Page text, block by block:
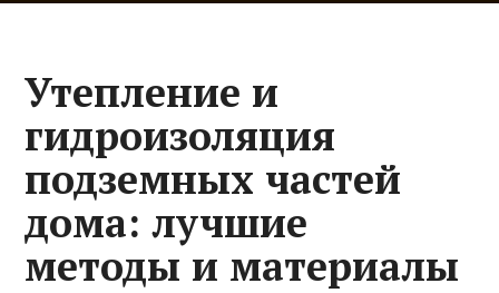
Утепление и
гидроизоляция
подземных частей
дома: лучшие
методы и материалы